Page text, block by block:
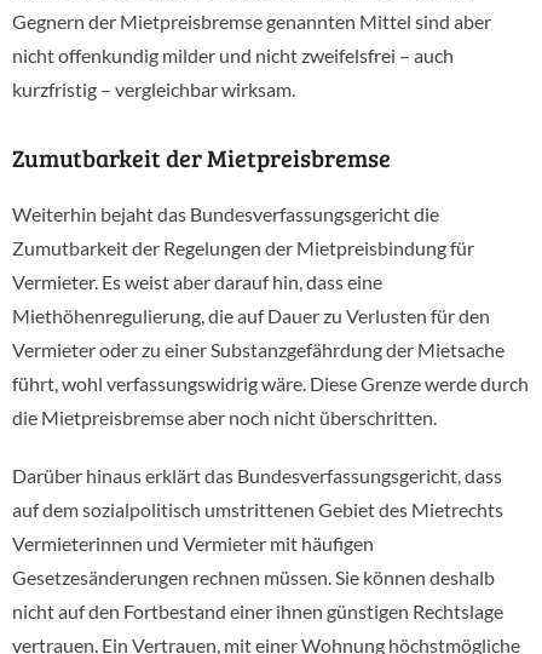
Gegnern der Mietpreisbremse genannten Mittel sind aber
nicht offenkundig milder und nicht zweifelsfrei – auch
kurzfristig – vergleichbar wirksam.
Zumutbarkeit der Mietpreisbremse
Weiterhin bejaht das Bundesverfassungsgericht die
Zumutbarkeit der Regelungen der Mietpreisbindung für
Vermieter. Es weist aber darauf hin, dass eine
Miethöhenregulierung, die auf Dauer zu Verlusten für den
Vermieter oder zu einer Substanzgefährdung der Mietsache
führt, wohl verfassungswidrig wäre. Diese Grenze werde durch
die Mietpreisbremse aber noch nicht überschritten.
Darüber hinaus erklärt das Bundesverfassungsgericht, dass
auf dem sozialpolitisch umstrittenen Gebiet des Mietrechts
Vermieterinnen und Vermieter mit häufigen
Gesetzesänderungen rechnen müssen. Sie können deshalb
nicht auf den Fortbestand einer ihnen günstigen Rechtslage
vertrauen. Ein Vertrauen, mit einer Wohnung höchstmögliche